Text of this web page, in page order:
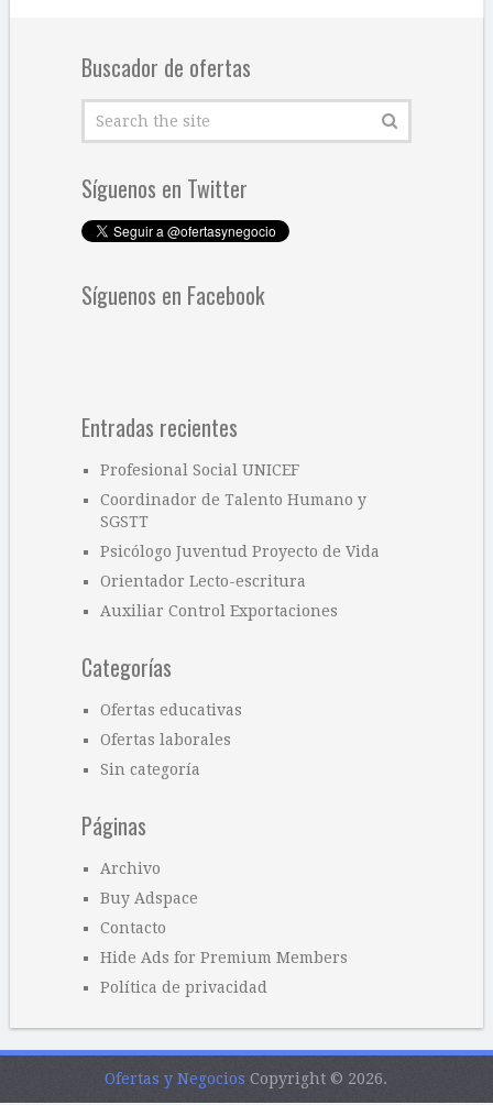
Buscador de ofertas
Síguenos en Twitter
Síguenos en Facebook
Entradas recientes
Profesional Social UNICEF
Coordinador de Talento Humano y
SGSTT
Psicólogo Juventud Proyecto de Vida
Orientador Lecto-escritura
Auxiliar Control Exportaciones
Categorías
Ofertas educativas
Ofertas laborales
Sin categoría
Páginas
Archivo
Buy Adspace
Contacto
Hide Ads for Premium Members
Política de privacidad
Ofertas y Negocios Copyright © 2026.